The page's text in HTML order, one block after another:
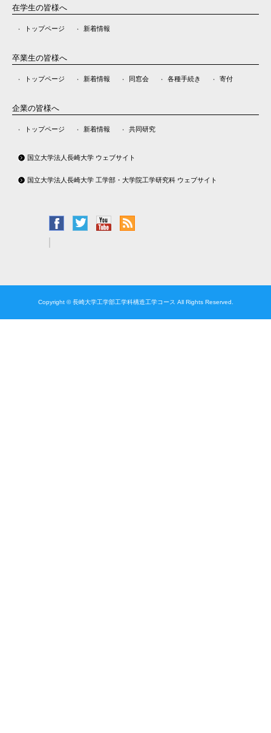
在学生の皆様へ
トップページ 新着情報
卒業生の皆様へ
トップページ 新着情報 同窓会 各種手続き 寄付
企業の皆様へ
トップページ 新着情報 共同研究
国立大学法人長崎大学 ウェブサイト
国立大学法人長崎大学 工学部・大学院工学研究科 ウェブサイト
Copyright © 長崎大学工学部工学科構造工学コース All Rights Reserved.